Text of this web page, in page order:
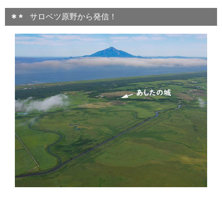
サロベツ原野から発信！